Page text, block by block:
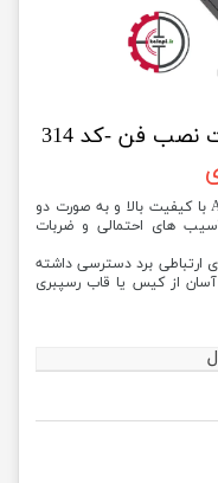
قاب برد رزبری پای 2 و 3 ساخته شده از مواد ABS با کیفیت بالا و به صورت دو
های احتمالی و ضربات
ارتباطی برد دسترسی داشته
از کیس یا قاب رسپبری